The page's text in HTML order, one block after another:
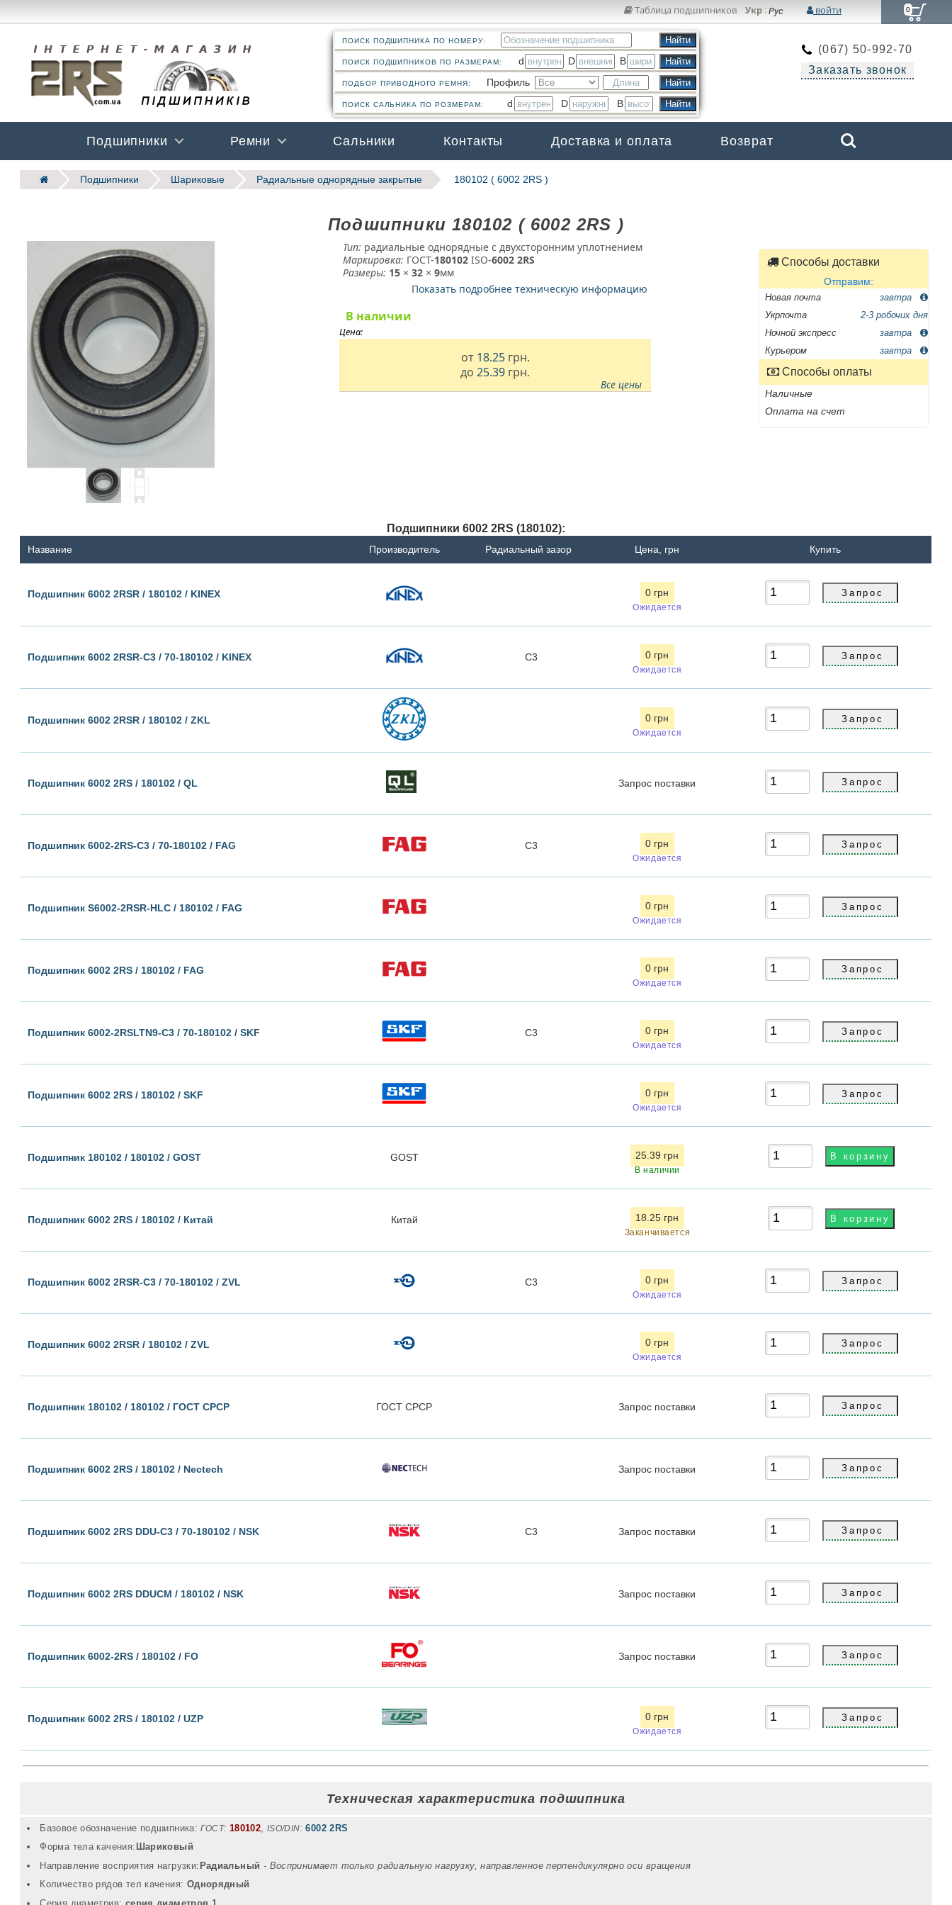
Таблица подшипников Укр: Рус войти
(067) 50-992-70
Заказать звонок
ПОИСК ПОДШИПНИКА ПО НОМЕРУ:
ПОИСК ПОДШИПНИКОВ ПО РАЗМЕРАМ: d D B
ПОДБОР ПРИВОДНОГО РЕМНЯ: Профиль
ПОИСК САЛЬНИКА ПО РОЗМЕРАМ: d D B
Подшипники Ремни Сальники Контакты Доставка и оплата Возврат
Search
0
Подшипники Шариковые Радиальные однорядные закрытые 180102 ( 6002 2RS )
Подшипники 180102 ( 6002 2RS )
Тип: радиальные однорядные с двухсторонним уплотнением
Маркировка: ГОСТ-180102­ ISO-6002 2RS
Размеры: 15× 32× 9мм
Показать подробнее техническую информацию
В наличии
Цена:
от 18.25грн.
до 25.39 грн.
Все цены
Способы доставки
Отправим:
Новая почта
завтра
Укрпочта
2-3 робочих дня
Ночной экспресс
завтра
Курьером
завтра
Способы оплаты
Наличные
Оплата на счет
Подшипники 6002 2RS (180102):
Название Производитель Радиальный зазор Цена, грн Купить
Подшипник 6002 2RSR / 180102 / KINEX 0 грн
Ожидается
Подшипник 6002 2RSR-C3 / 70-180102 / KINEX C3 0 грн
Ожидается
Подшипник 6002 2RSR / 180102 / ZKL 0 грн
Ожидается
Подшипник 6002 2RS / 180102 / QL Запрос поставки
Подшипник 6002-2RS-С3 / 70-180102 / FAG C3 0 грн
Ожидается
Подшипник S6002-2RSR-HLC / 180102 / FAG 0 грн
Ожидается
Подшипник 6002 2RS / 180102 / FAG 0 грн
Ожидается
Подшипник 6002-2RSLTN9-C3 / 70-180102 / SKF C3 0 грн
Ожидается
Подшипник 6002 2RS / 180102 / SKF 0 грн
Ожидается
Подшипник 180102 / 180102 / GOST GOST 25.39 грн
В наличии
Подшипник 6002 2RS / 180102 / Китай Китай 18.25 грн
Заканчивается
Подшипник 6002 2RSR-C3 / 70-180102 / ZVL C3 0 грн
Ожидается
Подшипник 6002 2RSR / 180102 / ZVL 0 грн
Ожидается
Подшипник 180102 / 180102 / ГОСТ СРСР ГОСТ СРСР Запрос поставки
Подшипник 6002 2RS / 180102 / Nectech Запрос поставки
Подшипник 6002 2RS DDU-C3 / 70-180102 / NSK C3 Запрос поставки
Подшипник 6002 2RS DDUCM / 180102 / NSK Запрос поставки
Подшипник 6002-2RS / 180102 / FO Запрос поставки
Подшипник 6002 2RS / 180102 / UZP 0 грн
Ожидается
Техническая характеристика подшипника
Базовое обозначение подшипника: ГОСТ: 180102, ISO/DIN: 6002 2RS
Форма тела качения: Шариковый
Направление восприятия нагрузки: Радиальный - Воспринимает только радиальную нагрузку, направленное перпендикулярно оси вращения
Количество рядов тел качения: Однорядный